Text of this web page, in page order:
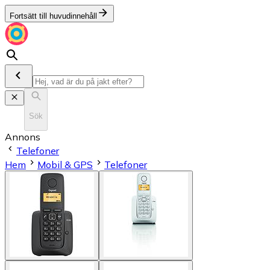
Fortsätt till huvudinnehåll
Sök
Annons
Telefoner
Hem
Mobil & GPS Telefoner